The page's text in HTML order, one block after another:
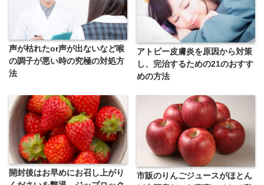
声が枯れたor声が出ないなど喉
の調子が悪い時の究極の対処方
法
アトピー皮膚炎を原因から対策
し、完治するための21のおすす
めの方法
開封後はお早めにお召し上がり
市販のりんごジュースがほとん